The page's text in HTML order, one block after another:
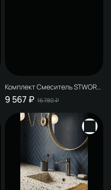
Комплект Смеситель STWORKI
Рандерс S19010CR, хром +
Донный клапан SW-001CR
хром + Дозатор Киркенес
S45320CR настенный,
глянцевый хром
9 567 ₽ 16 780 ₽